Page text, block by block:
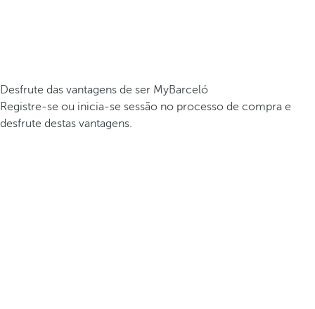
Desfrute das vantagens de ser MyBarceló
Registre-se ou inicia-se sessão no processo de compra e
desfrute destas vantagens.